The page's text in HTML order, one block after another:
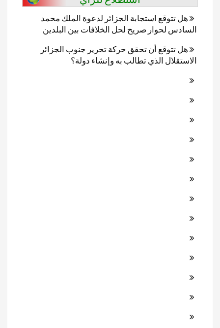
هل تتوقع استجابة الجزائر لدعوة الملك محمد
السادس لحوار صريح لحل الخلافات بين البلدين
هل تتوقع أن تحقق حركة تحرير جنوب الجزائر
الاستقلال الذي تطالب به وإنشاء دولة؟